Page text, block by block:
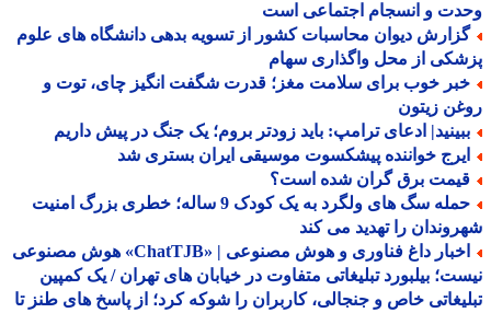
و انسجام اجتماعی است
دیوان محاسبات کشور از تسویه بدهی دانشگاه های علوم
از محل واگذاری سهام
خوب برای سلامت مغز؛ قدرت شگفت انگیز چای، توت و
زیتون
ادعای ترامپ: باید زودتر بروم؛ یک جنگ در پیش داریم
خواننده پیشکسوت موسیقی ایران بستری شد
برق گران شده است؟
حمله سگ های ولگرد به یک کودک 9 ساله؛ خطری بزرگ امنیت
را تهدید می کند
اخبار داغ فناوری و هوش مصنوعی | «ChatTJB» هوش مصنوعی
بیلبورد تبلیغاتی متفاوت در خیابان های تهران / یک کمپین
خاص و جنجالی، کاربران را شوکه کرد؛ از پاسخ های طنز تا